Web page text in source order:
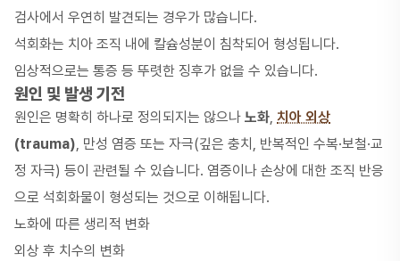
검사에서 우연히 발견되는 경우가 많습니다.
석회화는 치아 조직 내에 칼슘성분이 침착되어 형성됩니다.
임상적으로는 통증 등 뚜렷한 징후가 없을 수 있습니다.
원인 및 발생 기전
원인은 명확히 하나로 정의되지는 않으나 노화, 치아 외상
(trauma), 만성 염증 또는 자극(깊은 충치, 반복적인 수복·보철·교
정 자극) 등이 관련될 수 있습니다. 염증이나 손상에 대한 조직 반응
으로 석회화물이 형성되는 것으로 이해됩니다.
노화에 따른 생리적 변화
외상 후 치수의 변화